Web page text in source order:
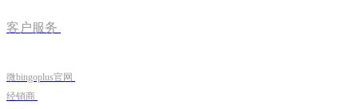
客户服务
微bingoplus官网
经销商